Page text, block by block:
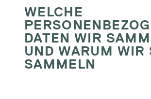
WELCHE
DATEN WIR
UND WARUM WIR
SAMMELN